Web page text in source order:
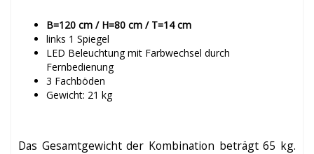
B=120 cm / H=80 cm / T=14 cm
links 1 Spiegel
LED Beleuchtung mit Farbwechsel durch
Fernbedienung
3 Fachböden
Gewicht: 21 kg
Das Gesamtgewicht der Kombination beträgt 65 kg.